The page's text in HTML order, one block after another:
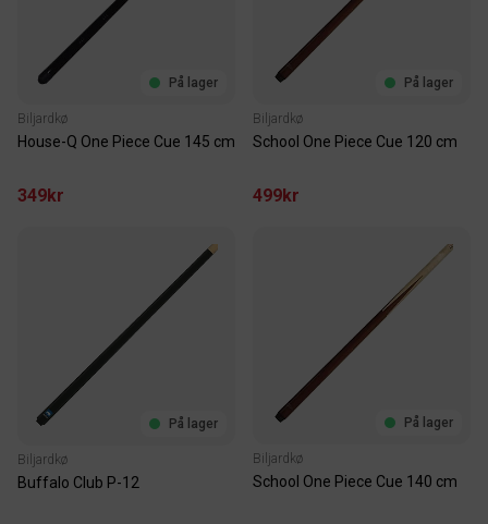
På lager
Biljardkø
House-Q One Piece Cue 145 cm
349kr
På lager
Biljardkø
School One Piece Cue 120 cm
499kr
På lager
Biljardkø
Buffalo Club P-12
På lager
Biljardkø
School One Piece Cue 140 cm